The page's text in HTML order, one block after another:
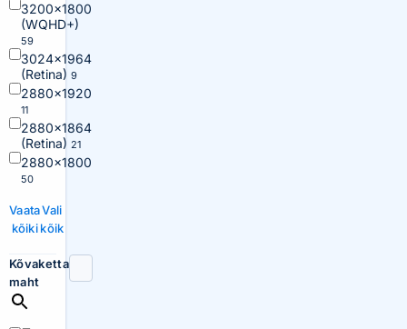
3200×1800
(WQHD+)
59
3024×1964
(Retina) 9
2880×1920
11
2880×1864
(Retina) 21
2880×1800
50
Vaata
kõiki
Vali
kõik
Kõvaketta
maht